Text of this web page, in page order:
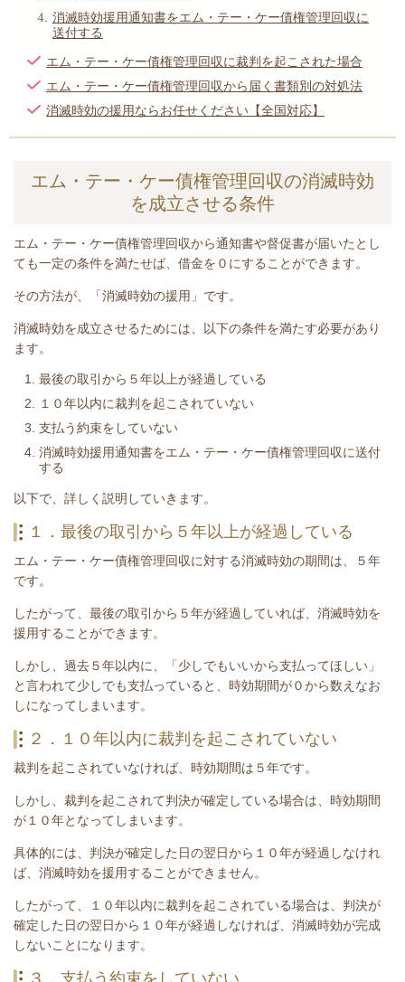
消滅時効援用通知書をエム・テー・ケー債権管理回収に
送付する
エム・テー・ケー債権管理回収に裁判を起こされた場合
エム・テー・ケー債権管理回収から届く書類別の対処法
消滅時効の援用ならお任せください【全国対応】
エム・テー・ケー債権管理回収の消滅時効
を成立させる条件
エム・テー・ケー債権管理回収から通知書や督促書が届いたとし
て も一定の条件を満たせば、借金を０にすることができます。
その方法が、「消滅時効の援用」です。
消滅時効を成立させるためには、以下の条件を満たす必要があり
ます。
最後の取引から５年以上が経過している
１０年以内に裁判を起こされていない
支払う約束をしていない
消滅時効援用通知書をエム・テー・ケー債権管理回収に送付
する
​以下で、詳しく説明していきます。
１．最後の取引から５年以上が経過している
エム・テー・ケー債権管理回収に対する消滅時効の期間は、５年
です。
したがって、最後の取引から５年が経過していれば、消滅時効を
援用することができます。
しかし、過去５年以内に、「少しでもいいから支払ってほしい」
と言われて少しでも支払っていると、時効期間が０から数えなお
しになってしまいます。
２．１０年以内に裁判を起こされていない
裁判を起こされていなければ、時効期間は５年です。
しかし、裁判を起こされて判決が確定している場合は、時効期間
が１０年となってしまいます。
具体的には、判決が確定した日の翌日から１０年が経過しなけれ
ば、消滅時効を援用することができません。
したがって、１０年以内に裁判を起こされている場合は、 判決が
確定した日の翌日から１０年が経過しなければ、消滅時効が完成
しないことになります。